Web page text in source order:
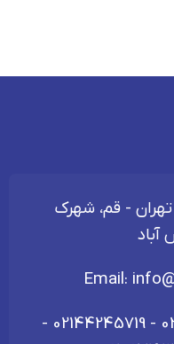
40 اتوبان تهران - قم، شهرک
Email:
-
02144245719
-